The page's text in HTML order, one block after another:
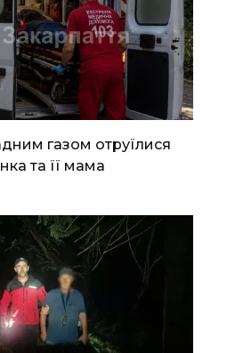
газом отруїлися
та її мама